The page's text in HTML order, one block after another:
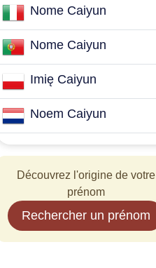
Nome Caiyun
Nome Caiyun
Imię Caiyun
Noem Caiyun
Découvrez l'origine de votre
prénom
Rechercher un prénom